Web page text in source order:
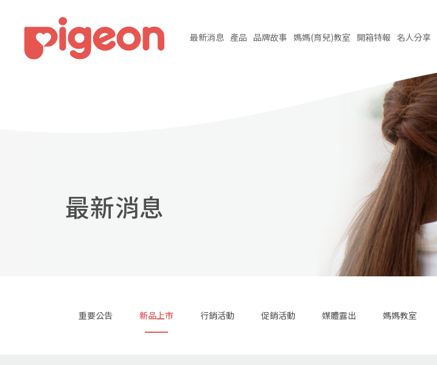
最新消息 產品 品牌故事 媽媽(育兒)教室 開箱特報 名人分享
最新消息
重要公告 新品上市 行銷活動 促銷活動 媒體露出 媽媽教室